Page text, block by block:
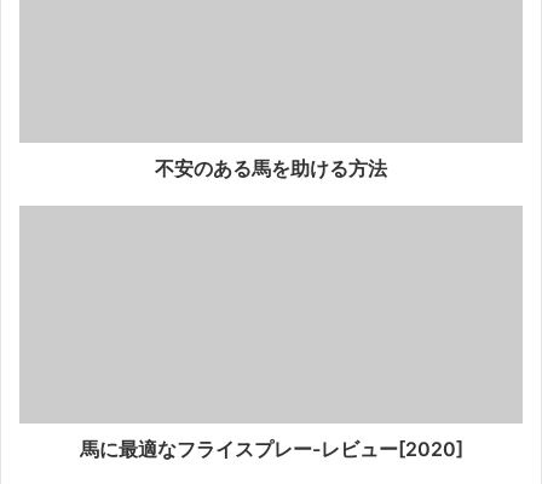
不安のある馬を助ける方法
馬に最適なフライスプレー-レビュー[2020]